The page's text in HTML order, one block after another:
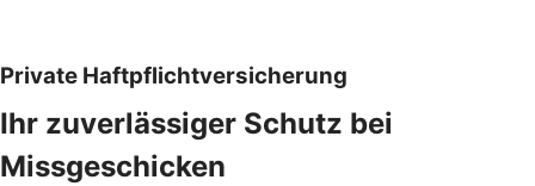
Private Haftpflichtversicherung
Ihr zuverlässiger Schutz bei
Missgeschicken